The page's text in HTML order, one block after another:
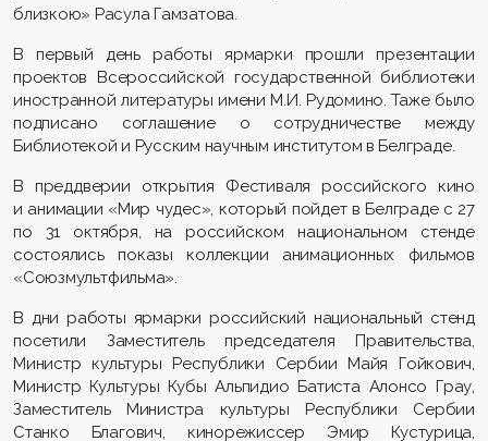
близкою» Расула Гамзатова.
В первый день работы ярмарки прошли презентации
проектов Всероссийской государственной библиотеки
иностранной литературы имени М.И. Рудомино. Таже было
подписано соглашение о сотрудничестве между
Библиотекой и Русским научным институтом в Белграде.
В преддверии открытия Фестиваля российского кино
и анимации «Мир чудес», который пойдет в Белграде с 27
по 31 октября, на российском национальном стенде
состоялись показы коллекции анимационных фильмов
«Союзмультфильма».
В дни работы ярмарки российский национальный стенд
посетили Заместитель председателя Правительства,
Министр культуры Республики Сербии Майя Гойкович,
Министр Культуры Кубы Альпидио Батиста Алонсо Грау,
Заместитель Министра культуры Республики Сербии
Станко Благович, кинорежиссер Эмир Кустурица,